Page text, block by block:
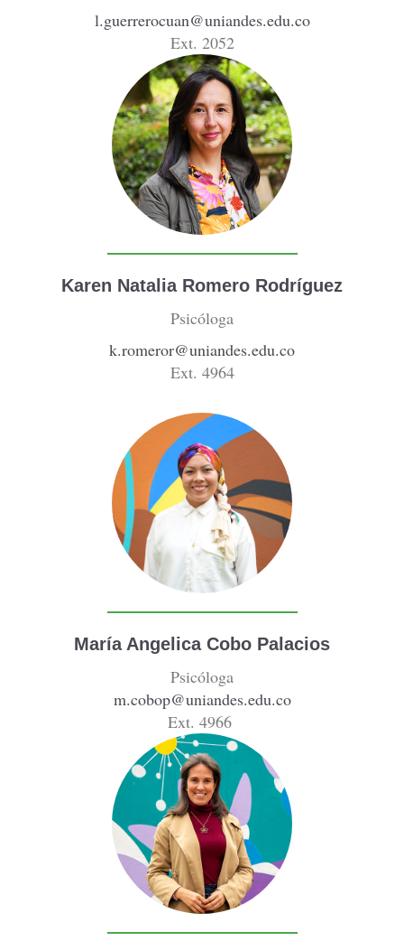
l.guerrerocuan@uniandes.edu.co
Ext. 2052
Karen Natalia Romero Rodríguez
Psicóloga
k.romeror@uniandes.edu.co
Ext. 4964
María Angelica Cobo Palacios
Psicóloga
m.cobop@uniandes.edu.co
Ext. 4966